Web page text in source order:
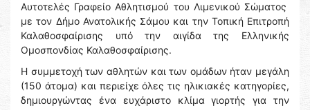
Αυτοτελές Γραφείο Αθλητισμού του Λιμενικού Σώματος
με τον Δήμο Ανατολικής Σάμου και την Τοπική Επιτροπή
Καλαθοσφαίρισης υπό την αιγίδα της Ελληνικής
Ομοσπονδίας Καλαθοσφαίρισης.
Η συμμετοχή των αθλητών και των ομάδων ήταν μεγάλη
(150 άτομα) και περιείχε όλες τις ηλικιακές κατηγορίες,
δημιουργώντας ένα ευχάριστο κλίμα γιορτής για την